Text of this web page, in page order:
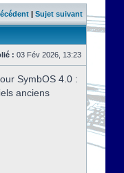
| Sujet suivant
: 03 Fév 2026, 13:23
SymbOS 4.0 :
anciens